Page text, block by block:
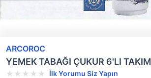
ARCOROC
YEMEK TABAĞI ÇUKUR 6'LI TAKIM
İlk Yorumu Siz Yapın